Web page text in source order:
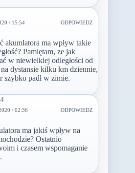
/ 15:54 ODPOWIEDZ
akumlatora ma wpływ takie
Pamiętam, ze jak
w niewielkiej odległości od
dystansie kilku km dziennie,
szybko padł w zimie.
/ 02:36 ODPOWIEDZ
ma jakiś wpływ na
Ostatnio
i czasem wspomaganie